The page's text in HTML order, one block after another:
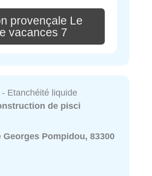
provençale Le
vacances 7
Etanchéité liquide
de pisci
Georges Pompidou, 83300